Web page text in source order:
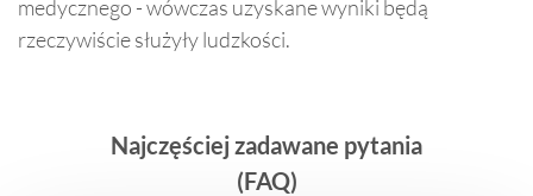
medycznego - wówczas uzyskane wyniki będą
rzeczywiście służyły ludzkości.
Najczęściej zadawane pytania
(FAQ)